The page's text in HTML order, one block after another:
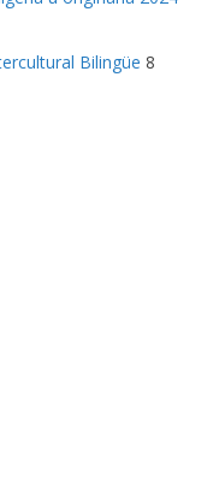
Bilingüe 8